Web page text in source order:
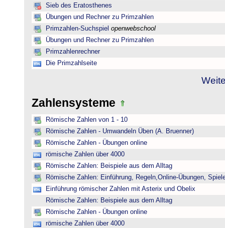
Sieb des Eratosthenes
Übungen und Rechner zu Primzahlen
Primzahlen-Suchspiel openwebschool
Übungen und Rechner zu Primzahlen
Primzahlenrechner
Die Primzahlseite
Zahlensysteme
Römische Zahlen von 1 - 10
Römische Zahlen - Umwandeln Üben (A. Bruenner)
Römische Zahlen - Übungen online
römische Zahlen über 4000
Römische Zahlen: Beispiele aus dem Alltag
Römische Zahlen: Einführung, Regeln,Online-Übungen,
Einführung römischer Zahlen mit Asterix und Obelix
Römische Zahlen: Beispiele aus dem Alltag
Römische Zahlen - Übungen online
römische Zahlen über 4000